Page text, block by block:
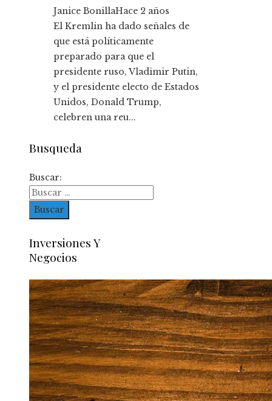
Janice BonillaHace 2 años
El Kremlin ha dado señales de
que está políticamente
preparado para que el
presidente ruso, Vladimir Putin,
y el presidente electo de Estados
Unidos, Donald Trump,
celebren una reu...
Busqueda
Buscar:
Inversiones Y
Negocios